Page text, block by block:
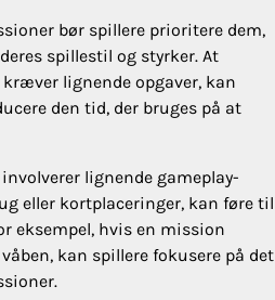
bør spillere prioritere dem,
spillestil og styrker. At
lignende opgaver, kan
den tid, der bruges på at
lignende gameplay-
eller kortplaceringer, kan føre til
eksempel, hvis en mission
kan spillere fokusere på det